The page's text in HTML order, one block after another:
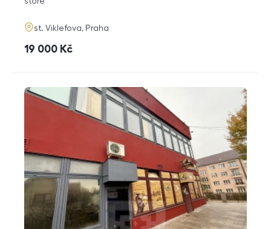
adresa
st. Viklefova, Praha
cena
19 000 Kč